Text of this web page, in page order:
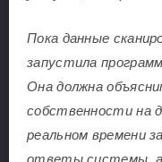
Пока данные
запустила
Она должна
собственности на
реальном времени
ответы системы, а